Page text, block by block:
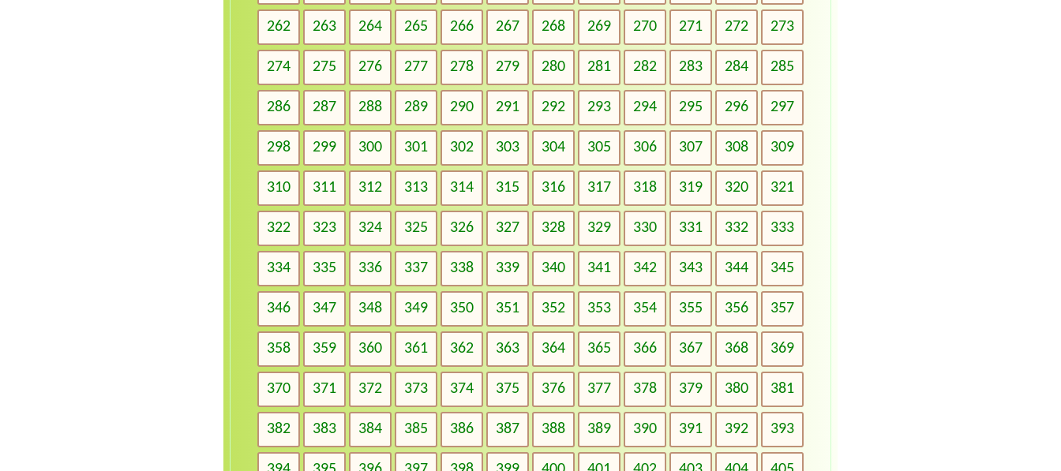
262 263 264 265 266 267 268 269 270 271 272 273
274 275 276 277 278 279 280 281 282 283 284 285
286 287 288 289 290 291 292 293 294 295 296 297
298 299 300 301 302 303 304 305 306 307 308 309
310 311 312 313 314 315 316 317 318 319 320 321
322 323 324 325 326 327 328 329 330 331 332 333
334 335 336 337 338 339 340 341 342 343 344 345
346 347 348 349 350 351 352 353 354 355 356 357
358 359 360 361 362 363 364 365 366 367 368 369
370 371 372 373 374 375 376 377 378 379 380 381
382 383 384 385 386 387 388 389 390 391 392 393